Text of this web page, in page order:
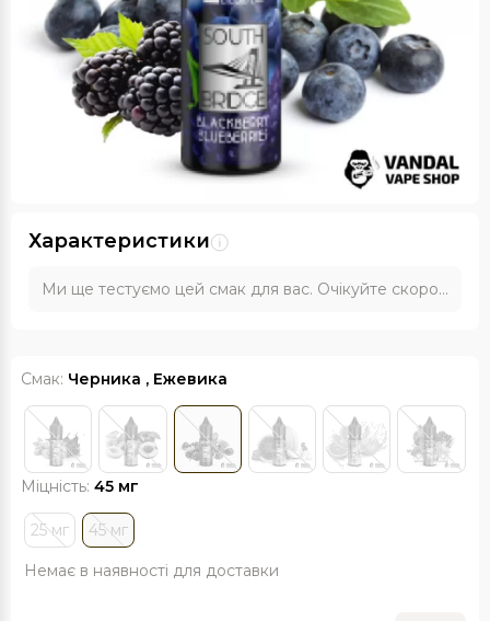
Характеристики
Ми ще тестуємо цей смак для вас. Очікуйте скоро...
Смак: Черника , Ежевика
Міцність: 45 мг
25 мг 45 мг
Немає в наявності для доставки